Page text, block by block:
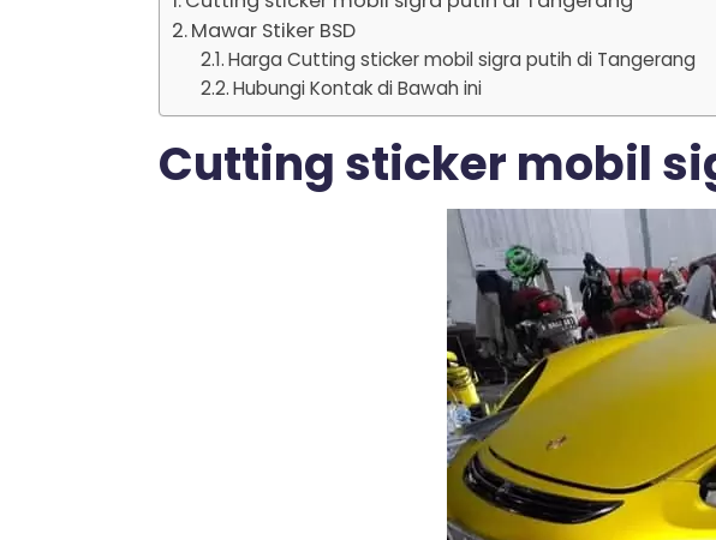
Mawar Stiker BSD
Harga Cutting sticker mobil sigra putih di Tangerang
Hubungi Kontak di Bawah ini
Cutting sticker mobil